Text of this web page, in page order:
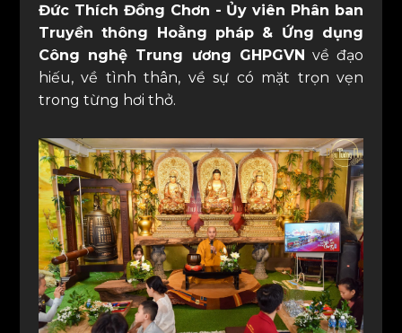
Đức Thích Đồng Chơn - Ủy viên Phân ban
Truyền thông Hoằng pháp & Ứng dụng
Công nghệ Trung ương GHPGVN về đạo
hiếu, về tình thân, về sự có mặt trọn vẹn
trong từng hơi thở.